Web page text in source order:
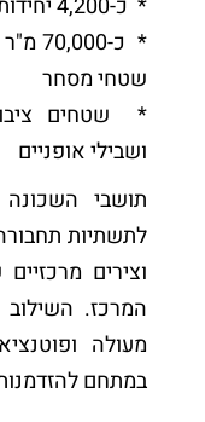
* כ-4,200 יחידות דיור חדשות
שטחי מסחר
* שטחים
ושבילי אופניים
תושבי
וצירים
המרכז. השילוב
מעולה
במתחם